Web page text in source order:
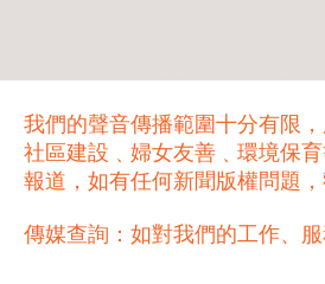
我們的聲音傳播範圍十分有限
社區建設﹑婦女友善﹑環境保
報道，如有任何新聞版權問題，
傳媒查詢：如對我們的工作、服